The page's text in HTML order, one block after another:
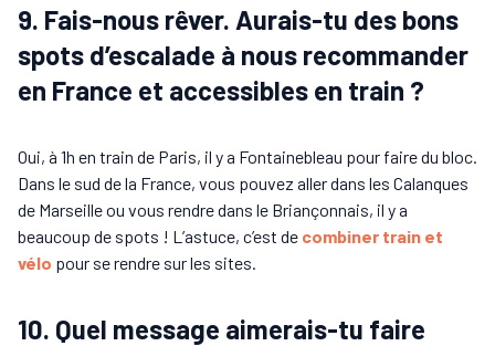
9. Fais-nous rêver. Aurais-tu des bons
spots d’escalade à nous recommander
en France et accessibles en train ?
Oui, à 1h en train de Paris, il y a Fontainebleau pour faire du bloc.
Dans le sud de la France, vous pouvez aller dans les Calanques
de Marseille ou vous rendre dans le Briançonnais, il y a
beaucoup de spots ! L’astuce, c’est de combiner train et
vélo pour se rendre sur les sites.
10. Quel message aimerais-tu faire